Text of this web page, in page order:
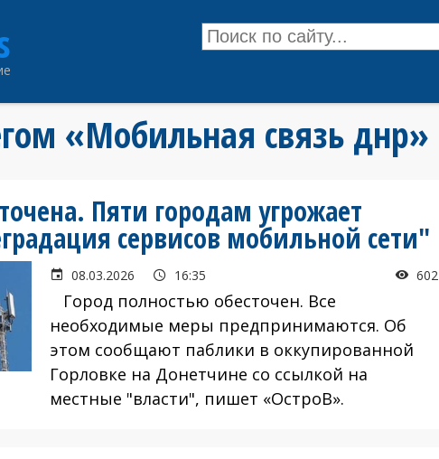
«Мобильная связь днр»
Пяти городам угрожает
сервисов мобильной сети"
08.03.2026 16:35 602
Город полностью обесточен. Все
необходимые меры предпринимаются. Об
этом сообщают паблики в оккупированной
Горловке на Донетчине со ссылкой на
местные "власти", пишет «ОстроВ».